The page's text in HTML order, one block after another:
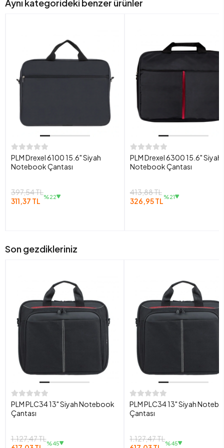
Aynı kategorideki benzer ürünler
PLM Drexel 6100 15.6" Siyah
Notebook Çantası
397,54 TL
311,37 TL %22
PLM Drexel 6300 15.6" Siyah
Notebook Çantası
413,88 TL
326,95 TL%21
Son gezdikleriniz
PLM PLC34 13" Siyah Notebook
Çantası
1.127,47 TL%45
PLM PLC34 13" Siyah
Çantası
1.127,47 TL%45